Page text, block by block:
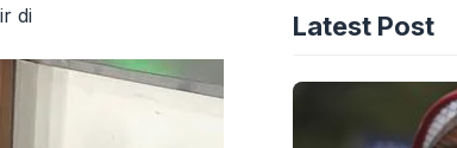
di
Latest Post